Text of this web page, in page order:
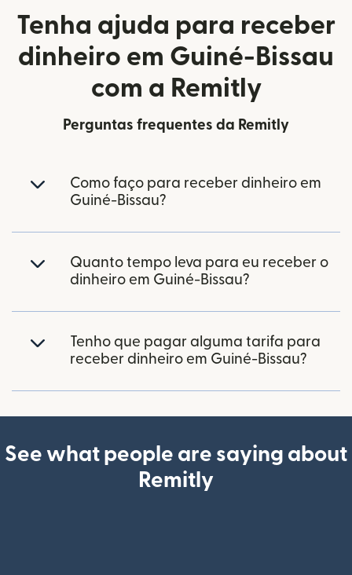
Tenha ajuda para receber
dinheiro em Guiné-Bissau
com a Remitly
Perguntas frequentes da Remitly
Como faço para receber dinheiro em
Guiné-Bissau?
Quanto tempo leva para eu receber o
dinheiro em Guiné-Bissau?
Tenho que pagar alguma tarifa para
receber dinheiro em Guiné-Bissau?
See what people are saying about
Remitly